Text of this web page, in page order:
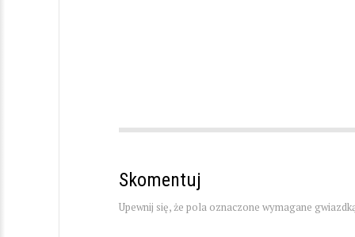
Skomentuj
Upewnij się, że pola oznaczone wymagane